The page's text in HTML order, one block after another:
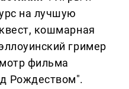
на лучшую
кошмарная
гример
фильма
Рождеством".